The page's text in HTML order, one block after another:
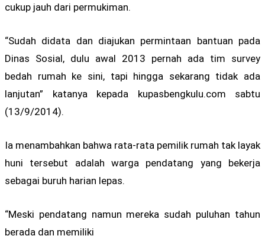
cukup jauh dari permukiman.
“Sudah didata dan diajukan permintaan bantuan pada
Dinas Sosial, dulu awal 2013 pernah ada tim survey
bedah rumah ke sini, tapi hingga sekarang tidak ada
lanjutan” katanya kepada kupasbengkulu.com sabtu
(13/9/2014).
Ia menambahkan bahwa rata-rata pemilik rumah tak layak
huni tersebut adalah warga pendatang yang bekerja
sebagai buruh harian lepas.
“Meski pendatang namun mereka sudah puluhan tahun
berada dan memiliki